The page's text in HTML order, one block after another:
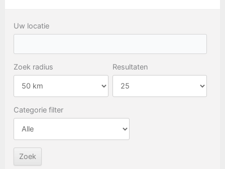
Uw locatie
Zoek radius Resultaten
Categorie filter